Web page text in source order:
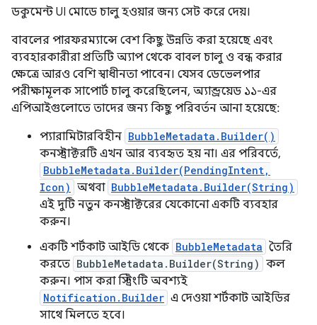
ডকুমেন্ট UI মোডে চালু হওয়ার জন্য সেট করে দেয়।
বাবলের পারফরম্যান্সে বেশ কিছু উন্নতি করা হয়েছে এবং
ব্যবহারকারীরা প্রতিটি অ্যাপ থেকে বাবল চালু ও বন্ধ করার
ক্ষেত্রে আরও বেশি স্বাধীনতা পাবেন। যেসব ডেভেলপার
পরীক্ষামূলক সাপোর্ট চালু করেছিলেন, অ্যান্ড্রয়েড ১১-এর
এপিআইগুলোতে তাদের জন্য কিছু পরিবর্তন আনা হয়েছে:
প্যারামিটারবিহীন BubbleMetadata.Builder()
কনস্ট্রাক্টরটি এখন আর ব্যবহৃত হয় না। এর পরিবর্তে,
BubbleMetadata.Builder(PendingIntent,
Icon) অথবা BubbleMetadata.Builder(String)
এই দুটি নতুন কনস্ট্রাক্টরের যেকোনো একটি ব্যবহার
করুন।
একটি শর্টকাট আইডি থেকে BubbleMetadata তৈরি
করতে BubbleMetadata.Builder(String) কল
করুন। পাস করা স্ট্রিংটি অবশ্যই
Notification.Builder এ দেওয়া শর্টকাট আইডির
সাথে মিলতে হবে।